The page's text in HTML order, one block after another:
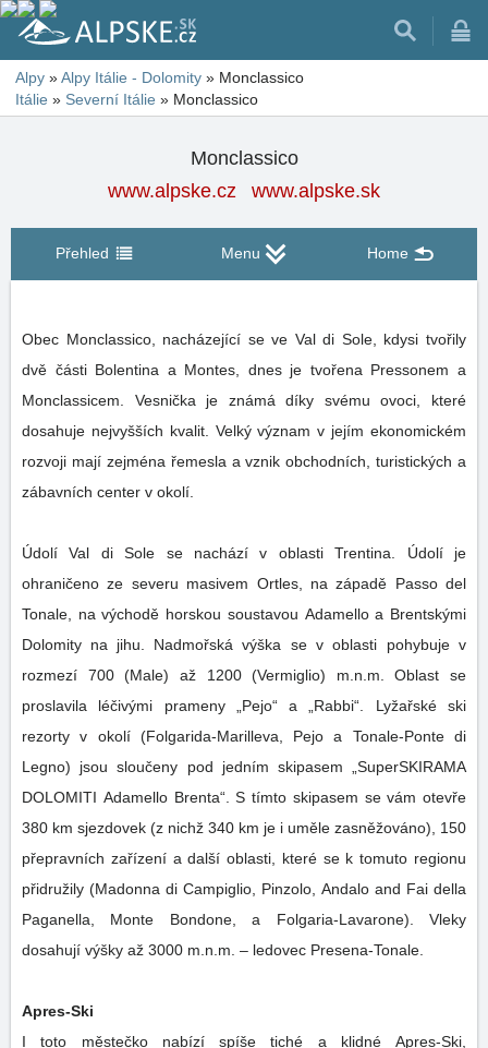
Alpy »Alpy Itálie - Dolomity » Monclassico
Itálie » Severní Itálie » Monclassico
Monclassico
www.alpske.cz
www.alpske.sk
Přehled Menu Home
Obec Monclassico, nacházející se ve Val di Sole, kdysi tvořily
dvě části Bolentina a Montes, dnes je tvořena Pressonem a
Monclassicem. Vesnička je známá díky svému ovoci, které
dosahuje nejvyšších kvalit. Velký význam v jejím ekonomickém
rozvoji mají zejména řemesla a vznik obchodních, turistických a
zábavních center v okolí.
Údolí Val di Sole se nachází v oblasti Trentina. Údolí je
ohraničeno ze severu masivem Ortles, na západě Passo del
Tonale, na východě horskou soustavou Adamello a Brentskými
Dolomity na jihu. Nadmořská výška se v oblasti pohybuje v
rozmezí 700 (Male) až 1200 (Vermiglio) m.n.m. Oblast se
proslavila léčivými prameny „Pejo“ a „Rabbi“. Lyžařské ski
rezorty v okolí (Folgarida-Marilleva, Pejo a Tonale-Ponte di
Legno) jsou sloučeny pod jedním skipasem „SuperSKIRAMA
DOLOMITI Adamello Brenta“. S tímto skipasem se vám otevře
380 km sjezdovek (z nichž 340 km je i uměle zasněžováno), 150
přepravních zařízení a další oblasti, které se k tomuto regionu
přidružily (Madonna di Campiglio, Pinzolo, Andalo and Fai della
Paganella, Monte Bondone, a Folgaria-Lavarone). Vleky
dosahují výšky až 3000 m.n.m. – ledovec Presena-Tonale.
Apres-Ski
I toto městečko nabízí spíše tiché a klidné Apres-Ski,